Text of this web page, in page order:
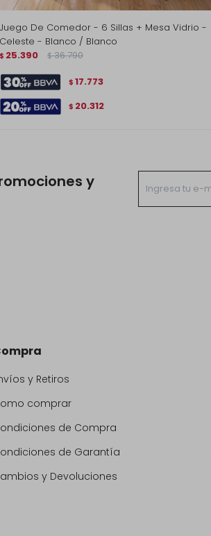
Juego De Comedor - 6 Sillas + Mesa Vidrio -
Celeste - Blanco / Blanco
$ 25.390 $ 36.790
$ 17.773
$ 20.312
y
y Retiros
comprar
de Compra
de Garantía
y Devoluciones